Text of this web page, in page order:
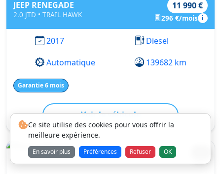
JEEP RENEGADE
2.0 JTD • TRAIL HAWK
11 990 €
296 €/mois i
2017
Diesel
Automatique
139682 km
Garantie 6 mois
Voir le véhicule
Ce site utilise des cookies pour vous offrir la
meilleure expérience.
En savoir plus Préférences Refuser OK